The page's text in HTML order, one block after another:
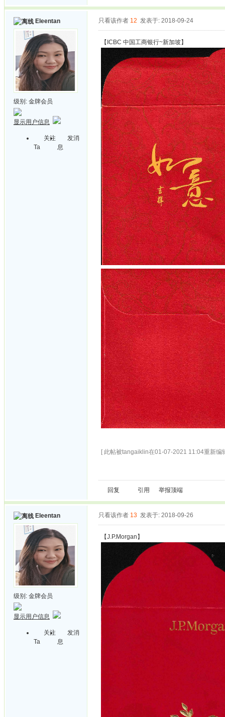
Eleentan
级别: 金牌会员
显示用户信息
关注
Ta
发消
息
只看该作者 12 发表于: 2018-09-24
【ICBC 中国工商银行~新加坡】
[ 此帖被tangaiklin在01-07-2021 11:04重新编
回复 引用 举报顶端
Eleentan
级别: 金牌会员
显示用户信息
关注
Ta
发消
息
只看该作者 13 发表于: 2018-09-26
【J.P.Morgan】